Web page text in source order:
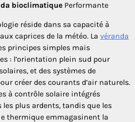
bioclimatique Performante
réside dans sa capacité à
caprices de la météo. La véranda
principes simples mais
: l’orientation plein sud pour
et des systèmes de
créer des courants d’air naturels.
à contrôle solaire intégrés
plus ardents, tandis que les
thermique emmagasinent la